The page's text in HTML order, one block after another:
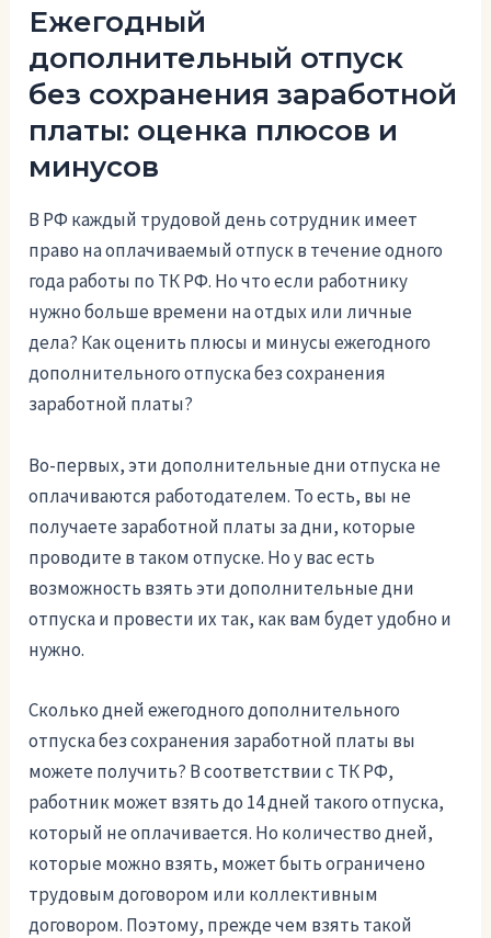
Ежегодный
дополнительный отпуск
без сохранения заработной
платы: оценка плюсов и
минусов
В РФ каждый трудовой день сотрудник имеет
право на оплачиваемый отпуск в течение одного
года работы по ТК РФ. Но что если работнику
нужно больше времени на отдых или личные
дела? Как оценить плюсы и минусы ежегодного
дополнительного отпуска без сохранения
заработной платы?
Во-первых, эти дополнительные дни отпуска не
оплачиваются работодателем. То есть, вы не
получаете заработной платы за дни, которые
проводите в таком отпуске. Но у вас есть
возможность взять эти дополнительные дни
отпуска и провести их так, как вам будет удобно и
нужно.
Сколько дней ежегодного дополнительного
отпуска без сохранения заработной платы вы
можете получить? В соответствии с ТК РФ,
работник может взять до 14 дней такого отпуска,
который не оплачивается. Но количество дней,
которые можно взять, может быть ограничено
трудовым договором или коллективным
договором. Поэтому, прежде чем взять такой